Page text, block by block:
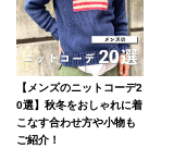
【メンズのニットコーデ2
0選】秋冬をおしゃれに着
こなす合わせ方や小物も
ご紹介！